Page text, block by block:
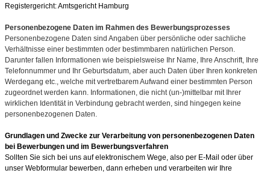
Registergericht: Amtsgericht Hamburg
Personenbezogene Daten im Rahmen des Bewerbungsprozesses
Personenbezogene Daten sind Angaben über persönliche oder sachliche
Verhältnisse einer bestimmten oder bestimmbaren natürlichen Person.
Darunter fallen Informationen wie beispielsweise Ihr Name, Ihre Anschrift, Ihre
Telefonnummer und Ihr Geburtsdatum, aber auch Daten über Ihren konkreten
Werdegang etc., welche mit vertretbarem Aufwand einer bestimmten Person
zugeordnet werden kann. Informationen, die nicht (un-)mittelbar mit Ihrer
wirklichen Identität in Verbindung gebracht werden, sind hingegen keine
personenbezogenen Daten.
Grundlagen und Zwecke zur Verarbeitung von personenbezogenen Daten
bei Bewerbungen und im Bewerbungsverfahren
Sollten Sie sich bei uns auf elektronischem Wege, also per E-Mail oder über
unser Webformular bewerben, dann erheben und verarbeiten wir Ihre